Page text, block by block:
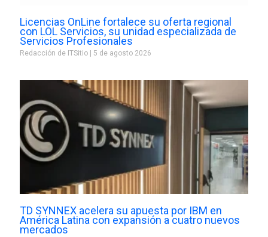
Licencias OnLine fortalece su oferta regional
con LOL Servicios, su unidad especializada de
Servicios Profesionales
Redacción de ITSitio 5 de agosto 2026
TD SYNNEX acelera su apuesta por IBM en
América Latina con expansión a cuatro nuevos
mercados